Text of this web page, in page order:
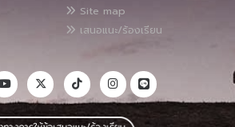
Site map
เสนอแนะ/ร้องเรียน